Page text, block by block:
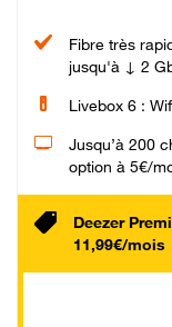
Fibre très
jusqu'à ↓ 2
Livebox 6 :
Jusqu’à 200
option à 5€/
Deezer
11,99€/mois